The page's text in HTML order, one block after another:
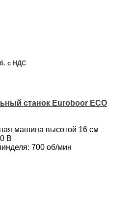
станок Euroboor ECO
машина высотой 16 см
В
700 об/мин